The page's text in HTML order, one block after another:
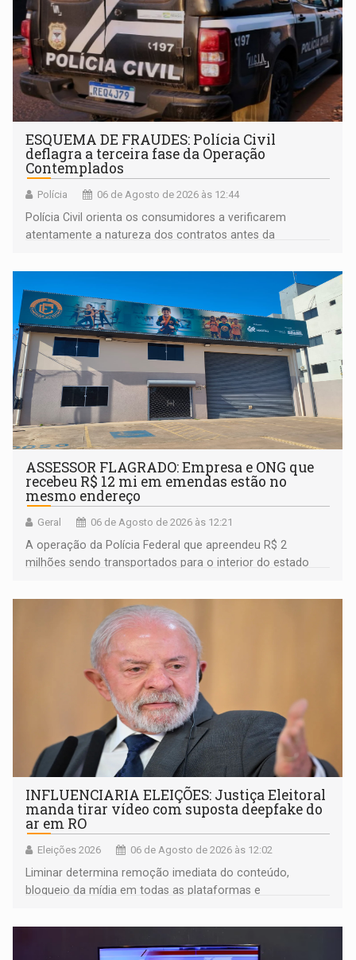
ESQUEMA DE FRAUDES: Polícia Civil
deflagra a terceira fase da Operação
Contemplados
Polícia 06 de Agosto de 2026 às 12:44
Polícia Civil orienta os consumidores a verificarem
atentamente a natureza dos contratos antes da
ASSESSOR FLAGRADO: Empresa e ONG que
recebeu R$ 12 mi em emendas estão no
mesmo endereço
Geral 06 de Agosto de 2026 às 12:21
A operação da Polícia Federal que apreendeu R$ 2
milhões sendo transportados para o interior do estado
ligação do suspeito com um deputado federal do União
Brasil por Rondônia
INFLUENCIARIA ELEIÇÕES: Justiça Eleitoral
manda tirar vídeo com suposta deepfake do
ar em RO
Eleições 2026 06 de Agosto de 2026 às 12:02
Liminar determina remoção imediata do conteúdo,
bloqueio da mídia em todas as plataformas e